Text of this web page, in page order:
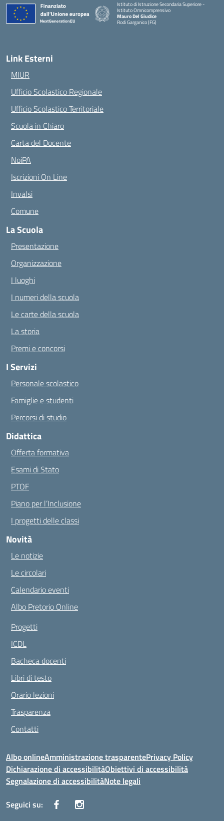
Istituto di Istruzione Secondaria Superiore -
Istituto Omnicomprensivo
Mauro Del Giudice
Rodi Garganico (FG)
— Visita la pagina iniziale della scuola
Link Esterni
MIUR
Ufficio Scolastico Regionale
Ufficio Scolastico Territoriale
Scuola in Chiaro
Carta del Docente
NoiPA
Iscrizioni On Line
Invalsi
Comune
La Scuola
Presentazione
Organizzazione
I luoghi
I numeri della scuola
Le carte della scuola
La storia
Premi e concorsi
I Servizi
Personale scolastico
Famiglie e studenti
Percorsi di studio
Didattica
Offerta formativa
Esami di Stato
PTOF
Piano per l’Inclusione
I progetti delle classi
Novità
Le notizie
Le circolari
Calendario eventi
Albo Pretorio Online
Progetti
ICDL
Bacheca docenti
Libri di testo
Orario lezioni
Trasparenza
Contatti
Albo onlineAmministrazione trasparentePrivacy Policy
Dichiarazione di accessibilitàObiettivi di accessibilità
Segnalazione di accessibilitàNote legali
Seguici su: